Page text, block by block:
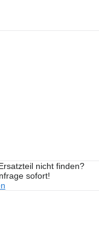
nicht finden?
sofort!